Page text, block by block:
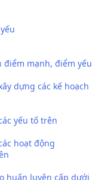
điểm mạnh, điểm yếu
dựng các kế hoạch
yếu tố trên
hoạt động
huấn luyện cấp dưới